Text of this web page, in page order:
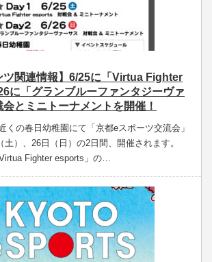
ツ関連情報】6/25に「Virtua Fighter
に「グランブルーファンタジーヴァ
とミニトーナメントを開催！
くの春日幼稚園にて「京都eスポーツ交流会」
土）、26日（日）の2日間、開催されます。
Fighter esports」の…